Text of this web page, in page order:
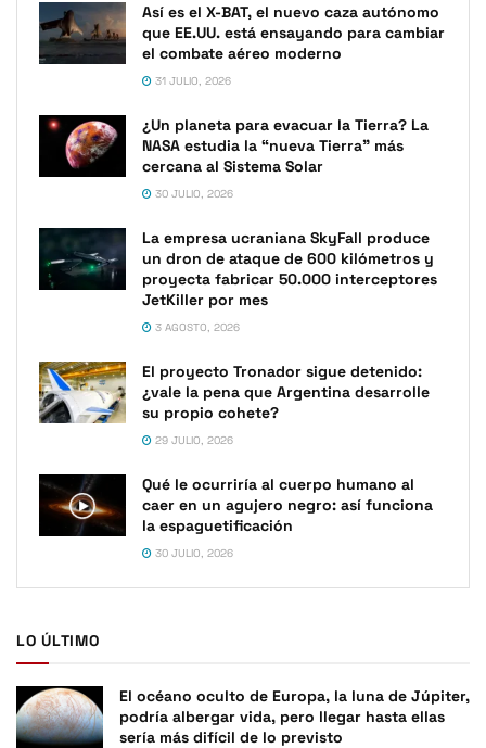
Así es el X-BAT, el nuevo caza autónomo
que EE.UU. está ensayando para cambiar
el combate aéreo moderno
31 JULIO, 2026
¿Un planeta para evacuar la Tierra? La
NASA estudia la “nueva Tierra” más
cercana al Sistema Solar
30 JULIO, 2026
La empresa ucraniana SkyFall produce
un dron de ataque de 600 kilómetros y
proyecta fabricar 50.000 interceptores
JetKiller por mes
3 AGOSTO, 2026
El proyecto Tronador sigue detenido:
¿vale la pena que Argentina desarrolle
su propio cohete?
29 JULIO, 2026
Qué le ocurriría al cuerpo humano al
caer en un agujero negro: así funciona
la espaguetificación
30 JULIO, 2026
LO ÚLTIMO
El océano oculto de Europa, la luna de Júpiter,
podría albergar vida, pero llegar hasta ellas
sería más difícil de lo previsto